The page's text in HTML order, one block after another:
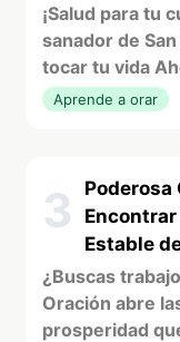
¡Salud para tu
sanador de
tocar tu vida
Aprende a orar
3
Poderosa
Estable
¿Buscas
Oración abre
prosperidad